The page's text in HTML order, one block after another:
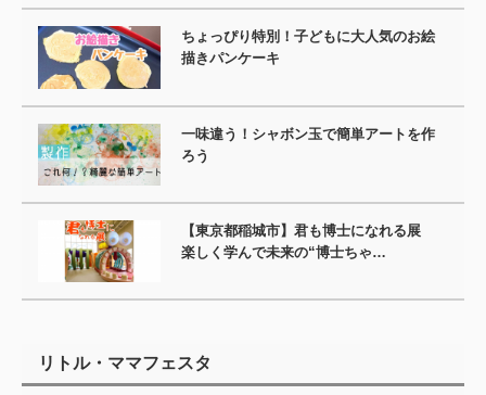
ちょっぴり特別！子どもに大人気のお絵
描きパンケーキ
一味違う！シャボン玉で簡単アートを作
ろう
【東京都稲城市】君も博士になれる展
楽しく学んで未来の“博士ちゃ…
リトル・ママフェスタ